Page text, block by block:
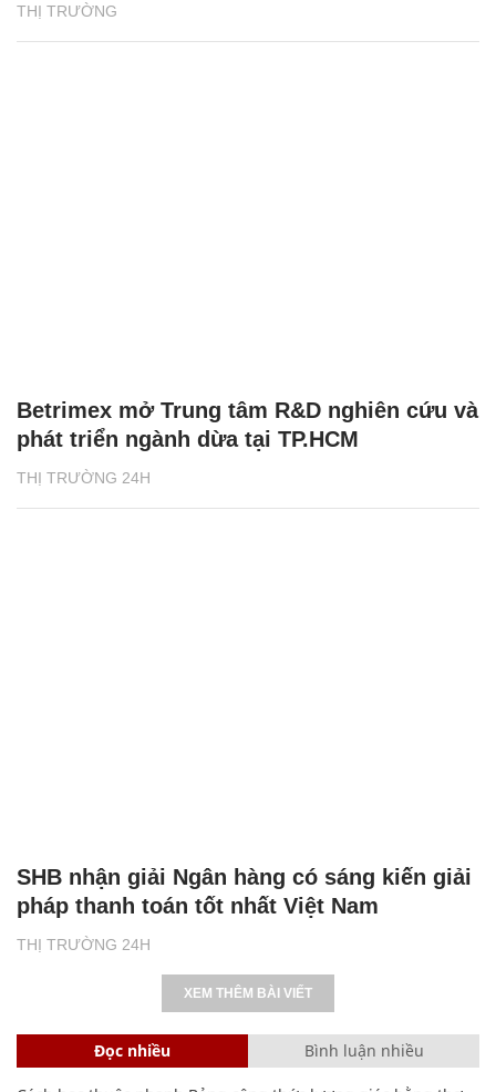
THỊ TRƯỜNG
THỊ TRƯỜNG 24H
Betrimex mở Trung tâm R&D nghiên cứu và
phát triển ngành dừa tại TP.HCM
THỊ TRƯỜNG 24H
SHB nhận giải Ngân hàng có sáng kiến giải
pháp thanh toán tốt nhất Việt Nam
XEM THÊM BÀI VIẾT
Đọc nhiều Bình luận nhiều